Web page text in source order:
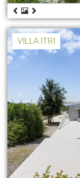
VILLA ITRI